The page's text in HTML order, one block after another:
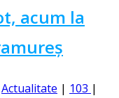
acum la
Actualitate | 103 |